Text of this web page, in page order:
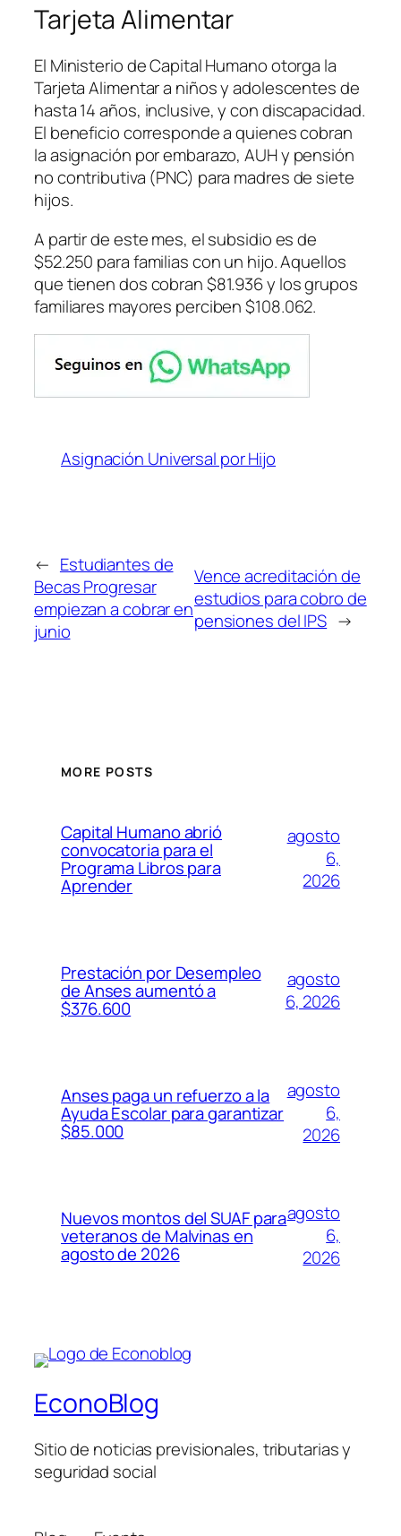
Tarjeta Alimentar
El Ministerio de Capital Humano otorga la
Tarjeta Alimentar a niños y adolescentes de
hasta 14 años, inclusive, y con discapacidad.
El beneficio corresponde a quienes cobran
la asignación por embarazo, AUH y pensión
no contributiva (PNC) para madres de siete
hijos.
A partir de este mes, el subsidio es de
$52.250 para familias con un hijo. Aquellos
que tienen dos cobran $81.936 y los grupos
familiares mayores perciben $108.062.
Asignación Universal por Hijo
← Estudiantes de
Becas Progresar
empiezan a cobrar en
junio
Vence acreditación de
estudios para cobro de
pensiones del IPS →
MORE POSTS
Capital Humano abrió
convocatoria para el
Programa Libros para
Aprender
agosto
6,
2026
Prestación por Desempleo
de Anses aumentó a
$376.600
agosto
6, 2026
Anses paga un refuerzo a la
Ayuda Escolar para garantizar
$85.000
agosto
6,
2026
Nuevos montos del SUAF para
veteranos de Malvinas en
agosto de 2026
agosto
6,
2026
EconoBlog
Sitio de noticias previsionales, tributarias y
seguridad social